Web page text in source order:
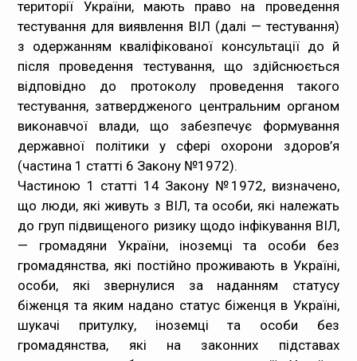
території України, мають право на проведення
тестування для виявлення ВІЛ (далі — тестування)
з одержанням кваліфікованої консультації до й
після проведення тестування, що здійснюється
відповідно до протоколу проведення такого
тестування, затвердженого центральним органом
виконавчої влади, що забезпечує формування
державної політики у сфері охорони здоров’я
(частина 1 статті 6 Закону №1972).
Частиною 1 статті 14 Закону №1972, визначено,
що люди, які живуть з ВІЛ, та особи, які належать
до груп підвищеного ризику щодо інфікування ВІЛ,
— громадяни України, іноземці та особи без
громадянства, які постійно проживають в Україні,
особи, які звернулися за наданням статусу
біженця та яким надано статус біженця в Україні,
шукачі притулку, іноземці та особи без
громадянства, які на законних підставах